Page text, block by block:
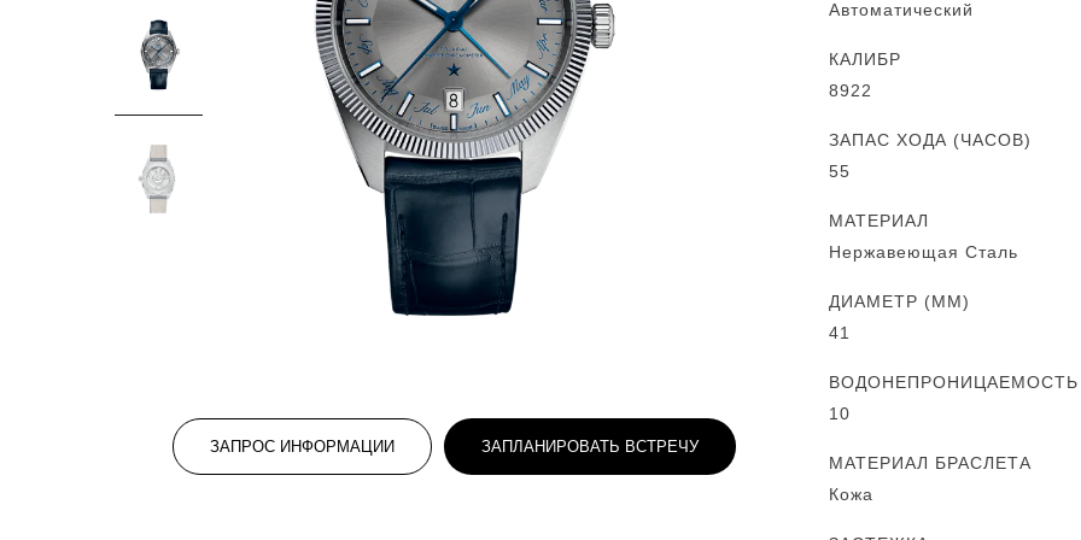
ЗАПРОС ИНФОРМАЦИИ ЗАПЛАНИРОВАТЬ ВСТРЕЧУ
Автоматический
КАЛИБР
8922
ЗАПАС ХОДА (ЧАСОВ)
55
МАТЕРИАЛ
Нержавеющая Сталь
ДИАМЕТР (MM)
41
ВОДОНЕПРОНИЦАЕМОСТЬ
10
МАТЕРИАЛ БРАСЛЕТА
Кожа